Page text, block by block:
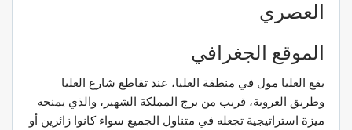
العصري
الموقع الجغرافي
يقع العليا مول في منطقة العليا، عند تقاطع شارع العليا
وطريق العروبة، قريب من برج المملكة الشهير، والذي يمنحه
ميزة استراتيجية تجعله في متناول الجميع سواء كانوا زائرين أو